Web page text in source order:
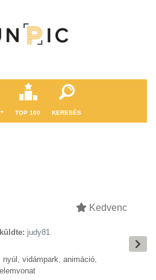
TOP 100 KERESÉS
Kedvenc
judy81
nyúl , vidámpark, animáció,